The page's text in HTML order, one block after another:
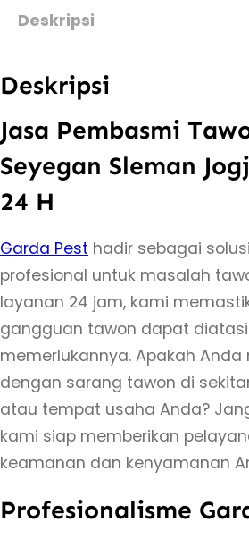
s
J
a
s
a
e
m
b
a
s
m
i
T
a
w
o
Deskripsi
Deskripsi
Jasa Pembasmi
Seyegan Sleman
24 H
Garda Pest hadir sebagai
profesional untuk masalah
layanan 24 jam, kami
gangguan tawon dapat
memerlukannya. Apakah
dengan sarang tawon di
atau tempat usaha Anda?
kami siap memberikan
keamanan dan kenyamanan
Profesionalisme